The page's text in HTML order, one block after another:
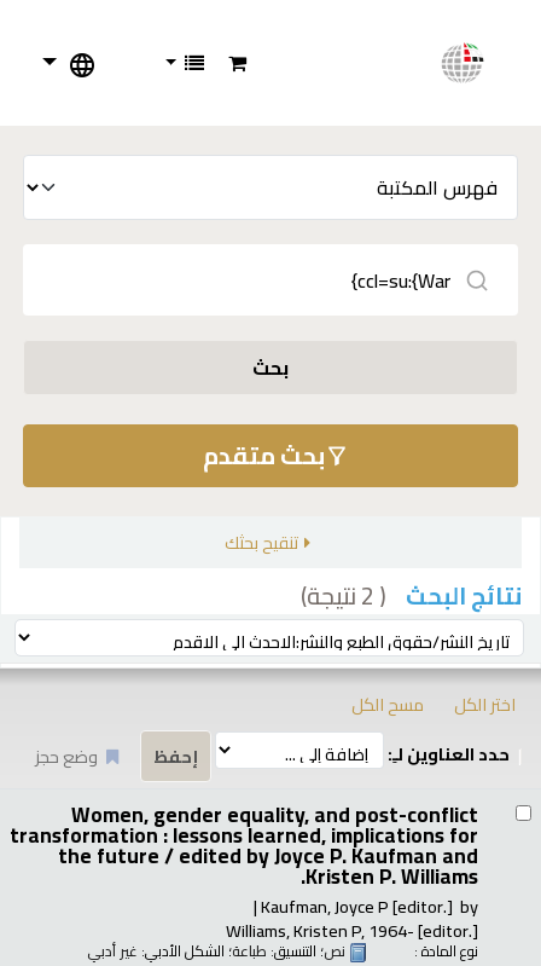
بحث
بحث متقدم
تنقيح بحثك
نتائج البحث ( 2 نتيجة)
ترتيب بواسطة:
اختر الكل
مسح الكل
حدد العناوين لـِ:
وضع حجز
Women, gender equality, and post-conflict
transformation : lessons learned, implications for
the future /edited by Joyce P. Kaufman and
Kristen P. Williams.
by
Kaufman, Joyce P[editor.]
Williams, Kristen P, 1964-[editor.]
نوع المادة : نص؛ التنسيق: طباعة؛ الشكل الأدبي: غير أدبي